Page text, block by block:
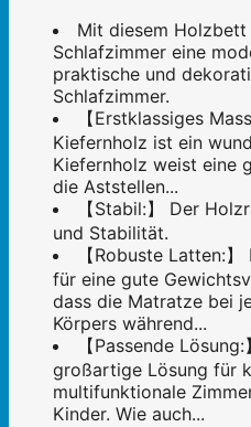
Mit diesem Holzbett
Schlafzimmer eine
praktische und
Schlafzimmer.
【Erstklassiges
Kiefernholz ist ein
Kiefernholz weist eine
die Aststellen...
【Stabil:】 Der
und Stabilität.
【Robuste Latten:
für eine gute
dass die Matratze bei
Körpers während...
【Passende
großartige Lösung für
multifunktionale
Kinder. Wie auch...